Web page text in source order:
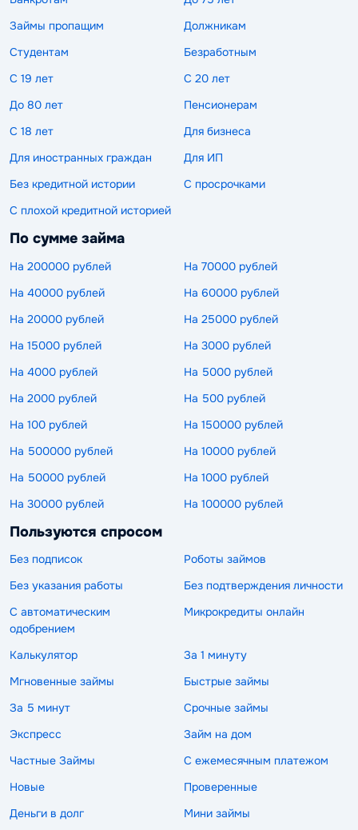
Займы пропащим
Должникам
Студентам
Безработным
С 19 лет
С 20 лет
До 80 лет
Пенсионерам
С 18 лет
Для бизнеса
Для иностранных граждан
Для ИП
Без кредитной истории
С просрочками
С плохой кредитной историей
По сумме займа
На 200000 рублей
На 70000 рублей
На 40000 рублей
На 60000 рублей
На 20000 рублей
На 25000 рублей
На 15000 рублей
На 3000 рублей
На 4000 рублей
На 5000 рублей
На 2000 рублей
На 500 рублей
На 100 рублей
На 150000 рублей
На 500000 рублей
На 10000 рублей
На 50000 рублей
На 1000 рублей
На 30000 рублей
На 100000 рублей
Пользуются спросом
Без подписок
Роботы займов
Без указания работы
Без подтверждения личности
С автоматическим
одобрением
Микрокредиты онлайн
Калькулятор
За 1 минуту
Мгновенные займы
Быстрые займы
За 5 минут
Срочные займы
Экспресс
Займ на дом
Частные Займы
С ежемесячным платежом
Новые
Проверенные
Деньги в долг
Мини займы